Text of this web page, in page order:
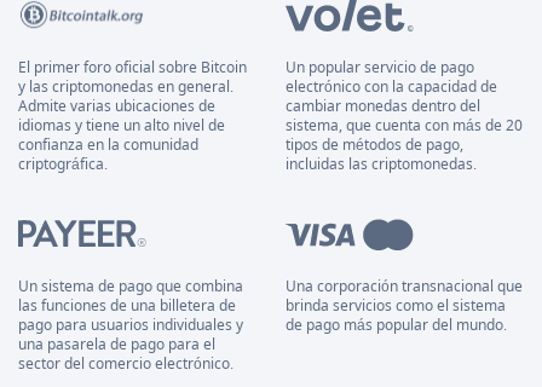
El primer foro oficial sobre Bitcoin
y las criptomonedas en general.
Admite varias ubicaciones de
idiomas y tiene un alto nivel de
confianza en la comunidad
criptográfica.
Un popular servicio de pago
electrónico con la capacidad de
cambiar monedas dentro del
sistema, que cuenta con más de 20
tipos de métodos de pago,
incluidas las criptomonedas.
Un sistema de pago que combina
las funciones de una billetera de
pago para usuarios individuales y
una pasarela de pago para el
sector del comercio electrónico.
Una corporación transnacional que
brinda servicios como el sistema
de pago más popular del mundo.